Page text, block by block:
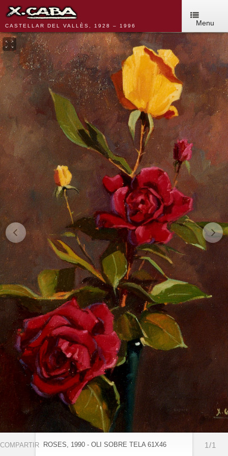
CASTELLAR DEL VALLÈS, 1928 – 1996 Menu
COMPARTIR 1/1
ROSES, 1990 - OLI SOBRE TELA 61X46